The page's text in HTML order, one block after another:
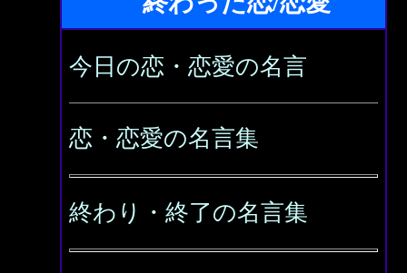
今日の恋・恋愛の名言
恋・恋愛の名言集
終わり・終了の名言集